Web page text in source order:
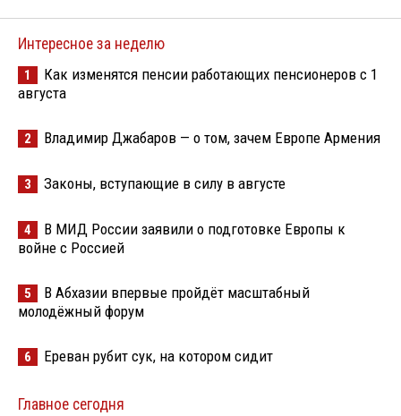
Интересное за неделю
1
Как изменятся пенсии работающих пенсионеров с 1
августа
2 Владимир Джабаров — о том, зачем Европе Армения
3 Законы, вступающие в силу в августе
4
В МИД России заявили о подготовке Европы к
войне с Россией
5
В Абхазии впервые пройдёт масштабный
молодёжный форум
6 Ереван рубит сук, на котором сидит
Главное сегодня